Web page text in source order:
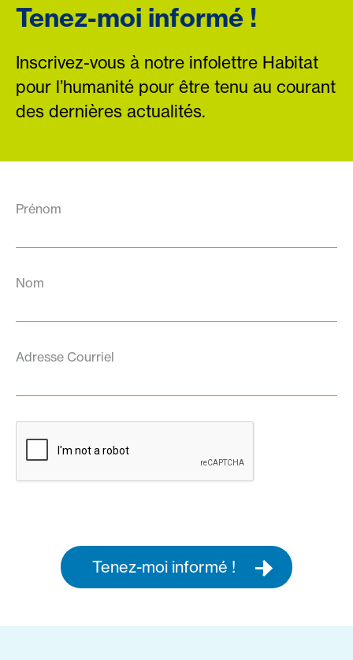
Tenez-moi informé !
Inscrivez-vous à notre infolettre Habitat
pour l’humanité pour être tenu au courant
des dernières actualités.
Prénom
Nom
Adresse Courriel
Tenez-moi informé !